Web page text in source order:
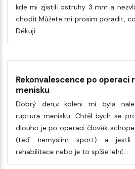
kde mi zjistili ostruhy 3 mm a
chodit.Můžete mi prosim poradit,
Děkuji.
Rekonvalescence po operaci
menisku
Dobrý den,v koleni mi byla
ruptura menisku. Chtěl bych se
dlouho je po operaci člověk
(teď nemyslím sport) a jestli
rehabilitace nebo je to spíše lehč…